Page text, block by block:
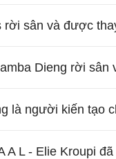
rời sân và được
Dieng rời
là người kiến tạo
A L - Elie Kroupi